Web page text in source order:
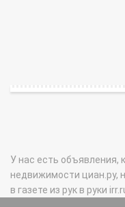
У нас есть объявления,
недвижимости циан.ру,
в газете из рук в руки